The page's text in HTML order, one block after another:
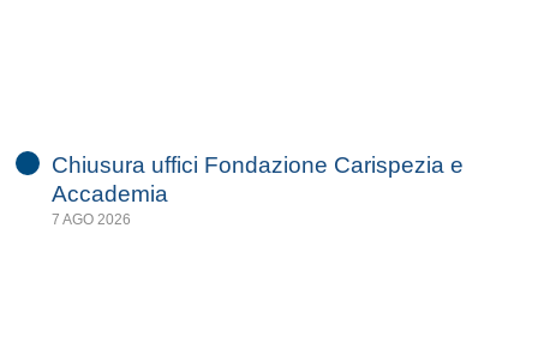
Chiusura uffici Fondazione Carispezia e
Accademia
7 AGO 2026